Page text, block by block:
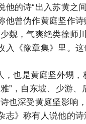
他的诗“出入苏黄之
他曾伪作黄庭坚作
觌，气爽绝类徐师
入《豫章集》里。
，也是黄庭坚外甥，
”，自东坡、少游、
也深受黄庭坚影响
志》称有人说他的诗